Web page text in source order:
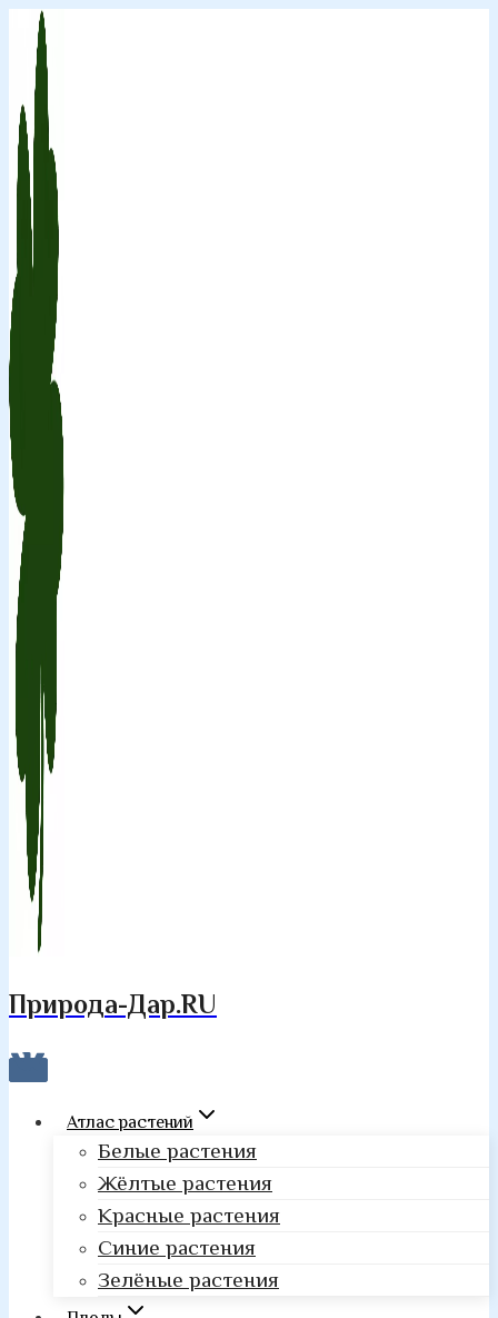
Перейти
содержимому
Природа-Дар.RU
Атлас растений
Белые растения
Жёлтые растения
Красные растения
Синие растения
Зелёные растения